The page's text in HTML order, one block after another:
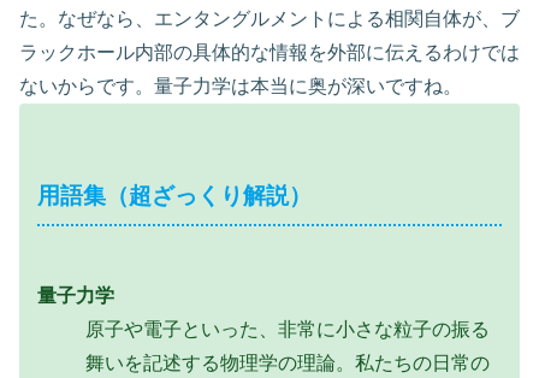
た。なぜなら、エンタングルメントによる相関自体が、ブ
ラックホール内部の具体的な情報を外部に伝えるわけでは
ないからです。量子力学は本当に奥が深いですね。
用語集（超ざっくり解説）
量子力学
原子や電子といった、非常に小さな粒子の振る
舞いを記述する物理学の理論。私たちの日常の